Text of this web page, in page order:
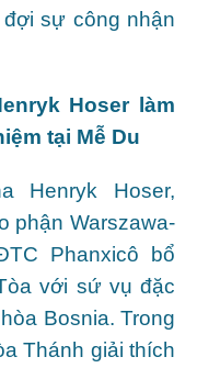
sự công nhận
Hoser làm
tại Mễ Du
Henryk Hoser,
phận Warszawa-
Phanxicô bổ
với sứ vụ đặc
Bosnia. Trong
Thánh giải thích